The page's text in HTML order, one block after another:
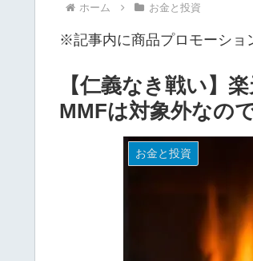
ホーム お金と投資
※記事内に商品プロモーショ
【仁義なき戦い】
MMFは対象外なの
お金と投資